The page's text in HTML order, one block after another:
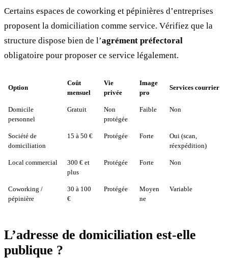
Certains espaces de coworking et pépinières d’entreprises
proposent la domiciliation comme service. Vérifiez que la
structure dispose bien de l’agrément préfectoral
obligatoire pour proposer ce service légalement.
Option
Coût
mensuel
Vie
privée
Image
pro
Services courrier
Domicile
personnel
Gratuit
Non
protégée
Faible Non
Société de
domiciliation
15 à 50 € Protégée Forte
Oui (scan,
réexpédition)
Local commercial
300 € et
plus
Protégée Forte Non
Coworking /
pépinière
30 à 100
€
Protégée
Moyen
ne
Variable
L’adresse de domiciliation est-elle
publique ?